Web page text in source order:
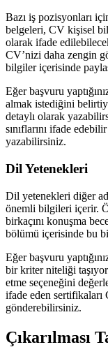
Bazı iş pozisyonları
belgeleri, CV kişisel
olarak ifade
CV’nizi daha zengin
bilgiler içerisinde
Eğer başvuru
almak istediğini
detaylı olarak
sınıflarını ifade
yazabilirsiniz.
Dil Yetenekleri
Dil yetenekleri diğer
önemli bilgileri içerir.
birkaçını konuşma
bölümü içerisinde bu
Eğer başvuru
bir kriter niteliği
etme seçeneğini
ifade eden
gönderebilirsiniz.
Çıkarılması